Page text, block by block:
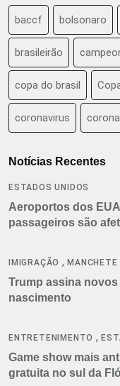
baccf bolsonaro
brasileirão
copa do brasil
coronavirus
Notícias Recentes
ESTADOS UNIDOS
Aeroportos dos
passageiros são
IMIGRAÇÃO ,MANCHETE
Trump assina
nascimento
ENTRETENIMENTO ,
Game show mais
gratuita no sul da